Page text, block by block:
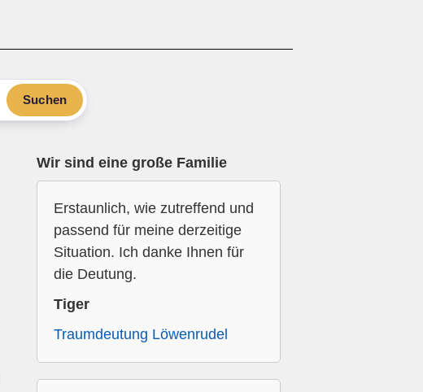
Suchen
Wir sind eine große Familie
Erstaunlich, wie zutreffend und
passend für meine derzeitige
Situation. Ich danke Ihnen für
die Deutung.
Tiger
Traumdeutung Löwenrudel